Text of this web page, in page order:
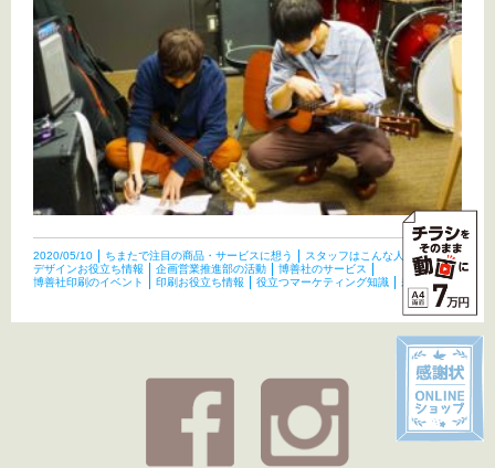
2020/05/10 ちまたで注目の商品・サービスに想う
スタッフはこんな人たち
デザインお役立ち情報
企画営業推進部の活動
博善社のサービス
博善社印刷のイベント
印刷お役立ち情報 役立つマーケティング知識 未分類